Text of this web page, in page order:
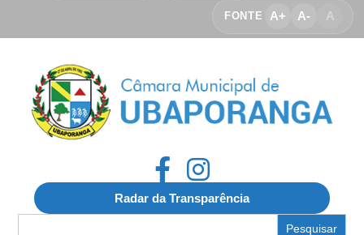
FONTE A+ A- A
Radar da Transparência